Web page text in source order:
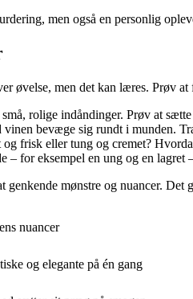
men også en personlig
øvelse, men det kan læres. Prøv at
små, rolige indåndinger. Prøv at
bevæge sig rundt i munden.
frisk eller tung og cremet?
– for eksempel en ung og en
mønstre og nuancer.
nuancer
og elegante på én gang